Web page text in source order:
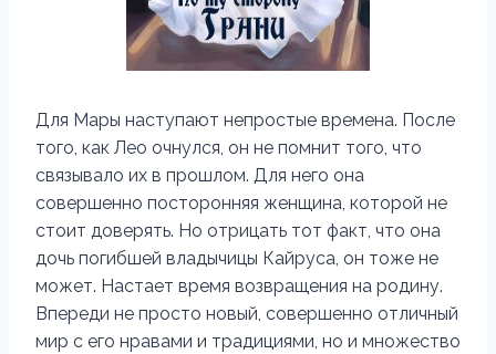
Для Мары наступают непростые времена. После
того, как Лео очнулся, он не помнит того, что
связывало их в прошлом. Для него она
совершенно посторонняя женщина, которой не
стоит доверять. Но отрицать тот факт, что она
дочь погибшей владычицы Кайруса, он тоже не
может. Настает время возвращения на родину.
Впереди не просто новый, совершенно отличный
мир с его нравами и традициями, но и множество